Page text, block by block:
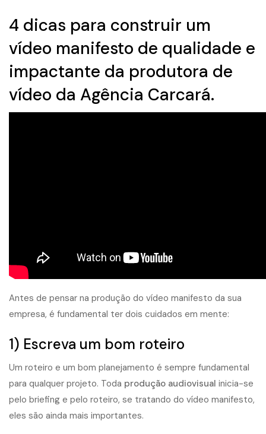
4 dicas para construir um
vídeo manifesto de qualidade e
impactante da produtora de
vídeo da Agência Carcará.
Antes de pensar na produção do vídeo manifesto da sua
empresa, é fundamental ter dois cuidados em mente:
1) Escreva um bom roteiro
Um roteiro e um bom planejamento é sempre fundamental
para qualquer projeto. Toda produção audiovisual inicia-se
pelo briefing e pelo roteiro, se tratando do vídeo manifesto,
eles são ainda mais importantes.